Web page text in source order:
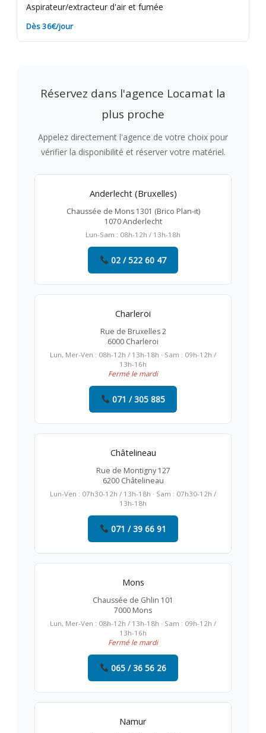
Aspirateur/extracteur d'air et fumée
Dès 36€/jour
Réservez dans l'agence Locamat la
plus proche
Appelez directement l'agence de votre choix pour
vérifier la disponibilité et réserver votre matériel.
Anderlecht (Bruxelles)
Chaussée de Mons 1301 (Brico Plan-it)
1070 Anderlecht
Lun-Sam : 08h-12h / 13h-18h
02 / 522 60 47
Charleroi
Rue de Bruxelles 2
6000 Charleroi
Lun, Mer-Ven : 08h-12h / 13h-18h · Sam : 09h-12h /
13h-16h
Fermé le mardi
071 / 305 885
Châtelineau
Rue de Montigny 127
6200 Châtelineau
Lun-Ven : 07h30-12h / 13h-18h · Sam : 07h30-12h /
13h-18h
071 / 39 66 91
Mons
Chaussée de Ghlin 101
7000 Mons
Lun, Mer-Ven : 08h-12h / 13h-18h · Sam : 09h-12h /
13h-16h
Fermé le mardi
065 / 36 56 26
Namur